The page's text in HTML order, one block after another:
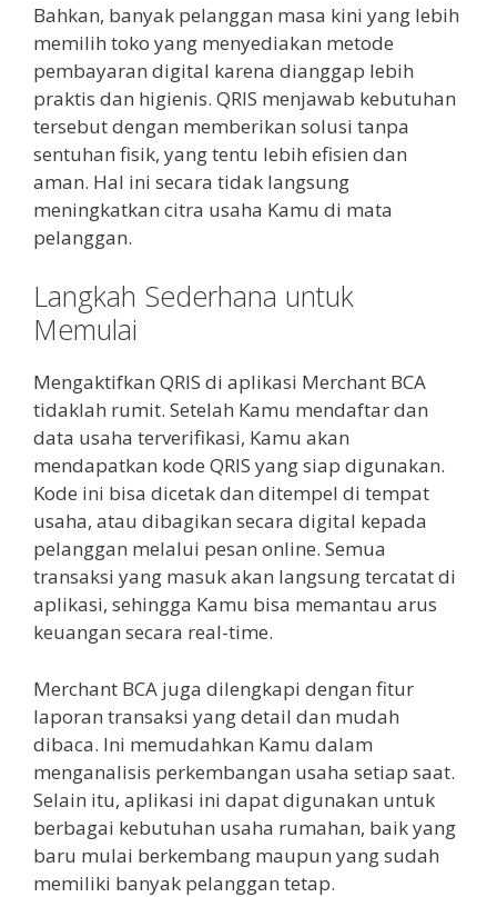
Bahkan, banyak pelanggan masa kini yang lebih
memilih toko yang menyediakan metode
pembayaran digital karena dianggap lebih
praktis dan higienis. QRIS menjawab kebutuhan
tersebut dengan memberikan solusi tanpa
sentuhan fisik, yang tentu lebih efisien dan
aman. Hal ini secara tidak langsung
meningkatkan citra usaha Kamu di mata
pelanggan.
Langkah Sederhana untuk
Memulai
Mengaktifkan QRIS di aplikasi Merchant BCA
tidaklah rumit. Setelah Kamu mendaftar dan
data usaha terverifikasi, Kamu akan
mendapatkan kode QRIS yang siap digunakan.
Kode ini bisa dicetak dan ditempel di tempat
usaha, atau dibagikan secara digital kepada
pelanggan melalui pesan online. Semua
transaksi yang masuk akan langsung tercatat di
aplikasi, sehingga Kamu bisa memantau arus
keuangan secara real-time.
Merchant BCA juga dilengkapi dengan fitur
laporan transaksi yang detail dan mudah
dibaca. Ini memudahkan Kamu dalam
menganalisis perkembangan usaha setiap saat.
Selain itu, aplikasi ini dapat digunakan untuk
berbagai kebutuhan usaha rumahan, baik yang
baru mulai berkembang maupun yang sudah
memiliki banyak pelanggan tetap.